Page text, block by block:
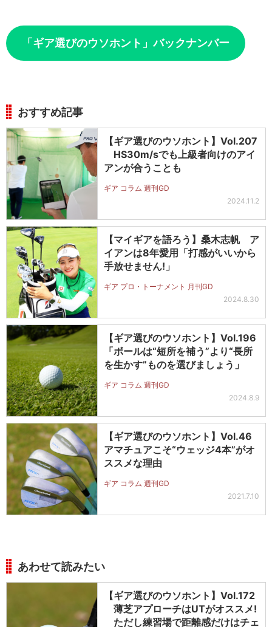
「ギア選びのウソホント」バックナンバー
おすすめ記事
【ギア選びのウソホント】Vol.207
HS30m/sでも上級者向けのアイ
アンが合うことも
ギア コラム 週刊GD
2024.11.2
【マイギアを語ろう】桑木志帆 ア
イアンは8年愛用「打感がいいから
手放せません!」
ギア プロ・トーナメント 月刊GD
2024.8.30
【ギア選びのウソホント】Vol.196
「ボールは“短所を補う”より“長所
を生かす”ものを選びましょう」
ギア コラム 週刊GD
2024.8.9
【ギア選びのウソホント】Vol.46
アマチュアこそ“ウェッジ4本”がオ
ススメな理由
ギア コラム 週刊GD
2021.7.10
あわせて読みたい
【ギア選びのウソホント】Vol.172
薄芝アプローチはUTがオススメ!
ただし練習場で距離感だけはチェ